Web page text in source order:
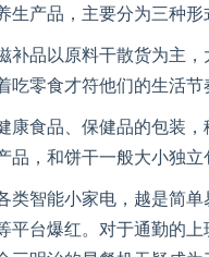
生产品，主要分为三种形
补品以原料干散货为主
吃零食才符他们的生活节
康食品、保健品的包装
品，和饼干一般大小独
类智能小家电，越是简
平台爆红。对于通勤的